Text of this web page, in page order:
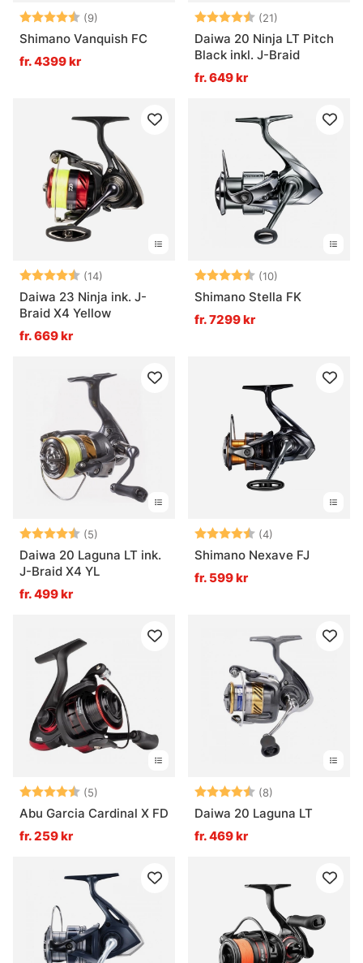
Betyg: (9)
4.8 utav 5 stjärnor
Shimano Vanquish FC
fr. 4399 kr
Betyg: (21)
Daiwa 20 Ninja LT Pitch
Black inkl. J-Braid
fr. 649 kr
Betyg: (14)
4.8 utav 5 stjärnor
Daiwa 23 Ninja ink. J-
Braid X4 Yellow
fr. 669 kr
Betyg: (10)
Shimano Stella FK
fr. 7299 kr
Betyg: (5)
4.8 utav 5 stjärnor
Daiwa 20 Laguna LT ink.
J-Braid X4 YL
fr. 499 kr
Betyg: (4)
Shimano Nexave FJ
fr. 599 kr
Betyg: (5)
4.6 utav 5 stjärnor
Abu Garcia Cardinal X FD
fr. 259 kr
Betyg: (8)
Daiwa 20 Laguna LT
fr. 469 kr